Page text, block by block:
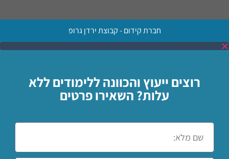
חברת קידום - קבוצת ירדן גרופ
רוצים ייעוץ והכוונה ללימודים ללא
עלות? השאירו פרטים